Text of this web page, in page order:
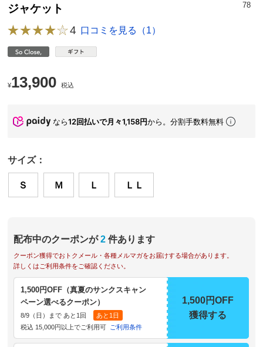
ジャケット
78
4 口コミを見る（1）
¥13,900 税込
なら12回払いで月々1,158円から。分割手数料無料
サイズ：
Ｓ Ｍ Ｌ ＬＬ
配布中のクーポンが 2 件あります
クーポン獲得でおトクメール・各種メルマガをお届けする場合があります。
詳しくはご利用条件をご確認ください。
1,500円OFF（真夏のサンクスキャン
ペーン選べるクーポン）
8/9（日）まで あと1回
あと1日
税込 15,000円以上でご利用可
ご利用条件
1,500円OFF
獲得する